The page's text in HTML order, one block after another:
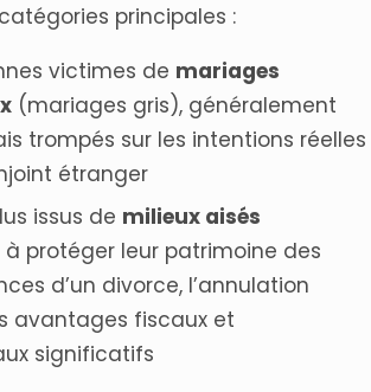
principales :
victimes de mariages
(mariages gris), généralement
trompés sur les intentions réelles
étranger
issus de milieux aisés
protéger leur patrimoine des
d’un divorce, l’annulation
avantages fiscaux et
significatifs